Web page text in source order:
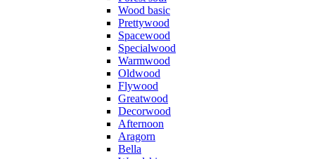
Wood basic
Prettywood
Spacewood
Specialwood
Warmwood
Oldwood
Flywood
Greatwood
Decorwood
Afternoon
Aragorn
Bella